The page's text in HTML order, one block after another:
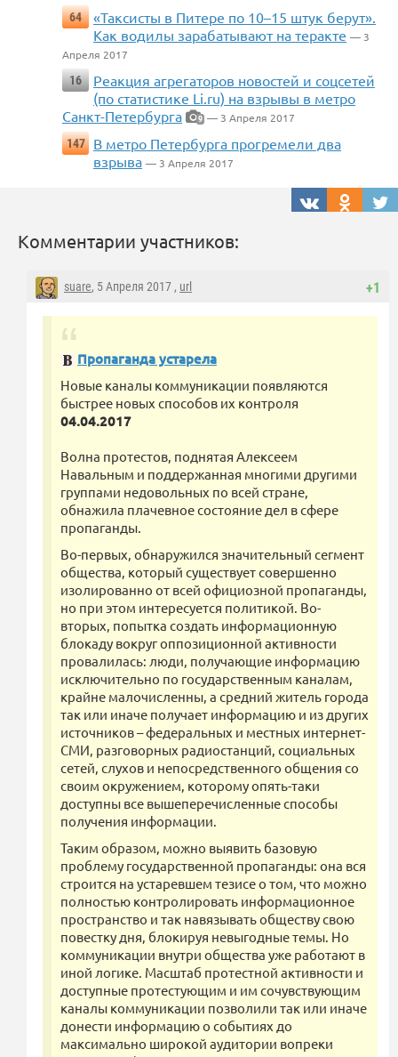
64
«Таксисты в Питере по 10–15 штук берут».
Как водилы зарабатывают на теракте — 3
Апреля 2017
16
Реакция агрегаторов новостей и соцсетей
(по статистике Li.ru) на взрывы в метро
Санкт-Петербурга
9 — 3 Апреля 2017
147
В метро Петербурга прогремели два
взрыва — 3 Апреля 2017
Комментарии участников:
+1
suare, 5 Апреля 2017 , url
Пропаганда устарела
Новые каналы коммуникации появляются
быстрее новых способов их контроля
04.04.2017
Волна протестов, поднятая Алексеем
Навальным и поддержанная многими другими
группами недовольных по всей стране,
обнажила плачевное состояние дел в сфере
пропаганды.
Во-первых, обнаружился значительный сегмент
общества, который существует совершенно
изолированно от всей официозной пропаганды,
но при этом интересуется политикой. Во-
вторых, попытка создать информационную
блокаду вокруг оппозиционной активности
провалилась: люди, получающие информацию
исключительно по государственным каналам,
крайне малочисленны, а средний житель города
так или иначе получает информацию и из других
источников – федеральных и местных интернет-
СМИ, разговорных радиостанций, социальных
сетей, слухов и непосредственного общения со
своим окружением, которому опять-таки
доступны все вышеперечисленные способы
получения информации.
Таким образом, можно выявить базовую
проблему государственной пропаганды: она вся
строится на устаревшем тезисе о том, что можно
полностью контролировать информационное
пространство и так навязывать обществу свою
повестку дня, блокируя невыгодные темы. Но
коммуникации внутри общества уже работают в
иной логике. Масштаб протестной активности и
доступные протестующим и им сочувствующим
каналы коммуникации позволили так или иначе
донести информацию о событиях до
максимально широкой аудитории вопреки